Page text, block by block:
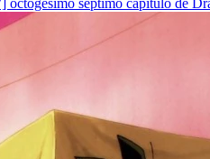
octogésimo séptimo capítulo de